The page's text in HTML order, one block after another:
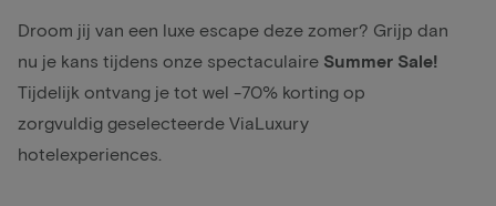
Droom jij van een luxe escape deze zomer? Grijp dan
nu je kans tijdens onze spectaculaire Summer Sale!
Tijdelijk ontvang je tot wel -70% korting op
zorgvuldig geselecteerde ViaLuxury
hotelexperiences.